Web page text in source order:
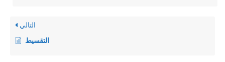
التالي
التقسيط